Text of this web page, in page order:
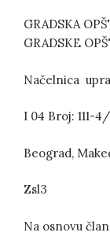
GRADSKA
GRADSKE
Načelnica
I 04 Broj: 111-
Beograd,
Zsl3
Na osnovu